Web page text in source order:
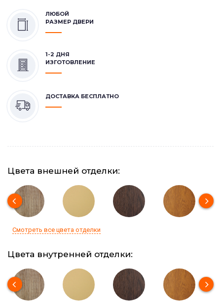
ЛЮБОЙ
РАЗМЕР ДВЕРИ
1-2 ДНЯ
ИЗГОТОВЛЕНИЕ
ДОСТАВКА БЕСПЛАТНО
Цвета внешней отделки:
Смотреть все цвета отделки
Цвета внутренней отделки: